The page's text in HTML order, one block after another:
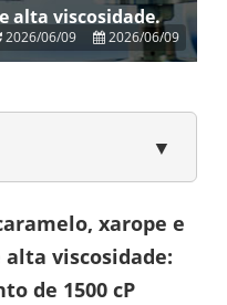
alta viscosidade.
2026/06/09 2026/06/09
▼
xarope e
viscosidade:
de 1500 cP